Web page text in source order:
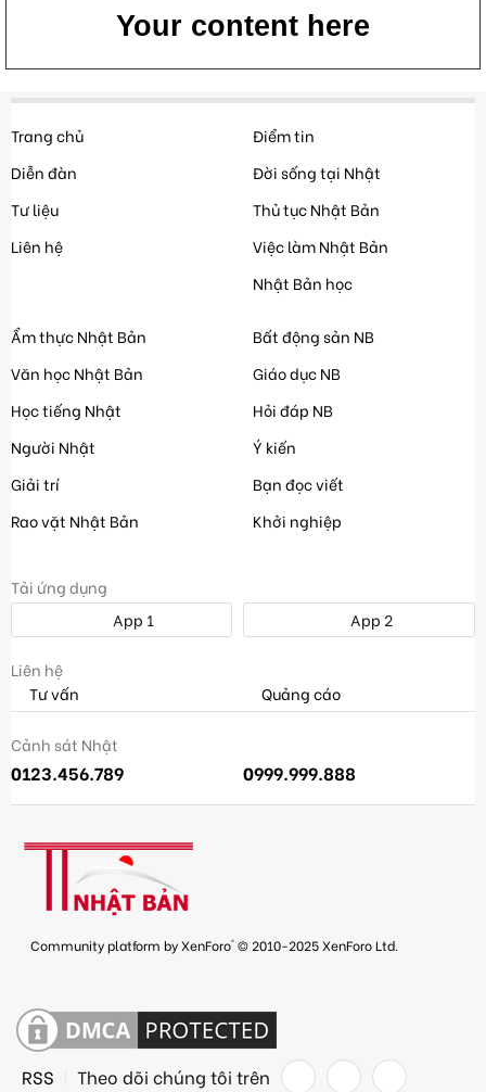
Your content here
Trang chủ
Diễn đàn
Tư liệu
Liên hệ
Điểm tin
Đời sống tại Nhật
Thủ tục Nhật Bản
Việc làm Nhật Bản
Nhật Bản học
Ẩm thực Nhật Bản
Văn học Nhật Bản
Học tiếng Nhật
Người Nhật
Giải trí
Rao vặt Nhật Bản
Bất động sản NB
Giáo dục NB
Hỏi đáp NB
Ý kiến
Bạn đọc viết
Khởi nghiệp
Tải ứng dụng
App 1
App 2
Liên hệ
Tư vấn
Quảng cáo
Cảnh sát Nhật
0123.456.789 0999.999.888
Community platform by XenForo® © 2010-2025 XenForo Ltd.
RSS Theo dõi chúng tôi trên